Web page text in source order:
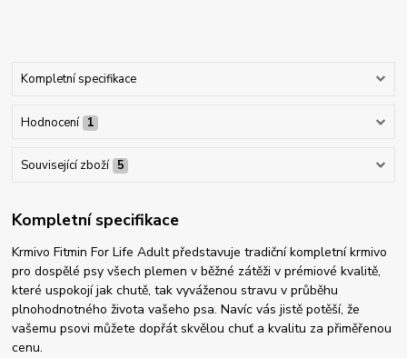
Kompletní specifikace
Hodnocení 1
Související zboží 5
Kompletní specifikace
Krmivo Fitmin For Life Adult představuje tradiční kompletní krmivo
pro dospělé psy všech plemen v běžné zátěži v prémiové kvalitě,
které uspokojí jak chutě, tak vyváženou stravu v průběhu
plnohodnotného života vašeho psa. Navíc vás jistě potěší, že
vašemu psovi můžete dopřát skvělou chuť a kvalitu za přiměřenou
cenu.